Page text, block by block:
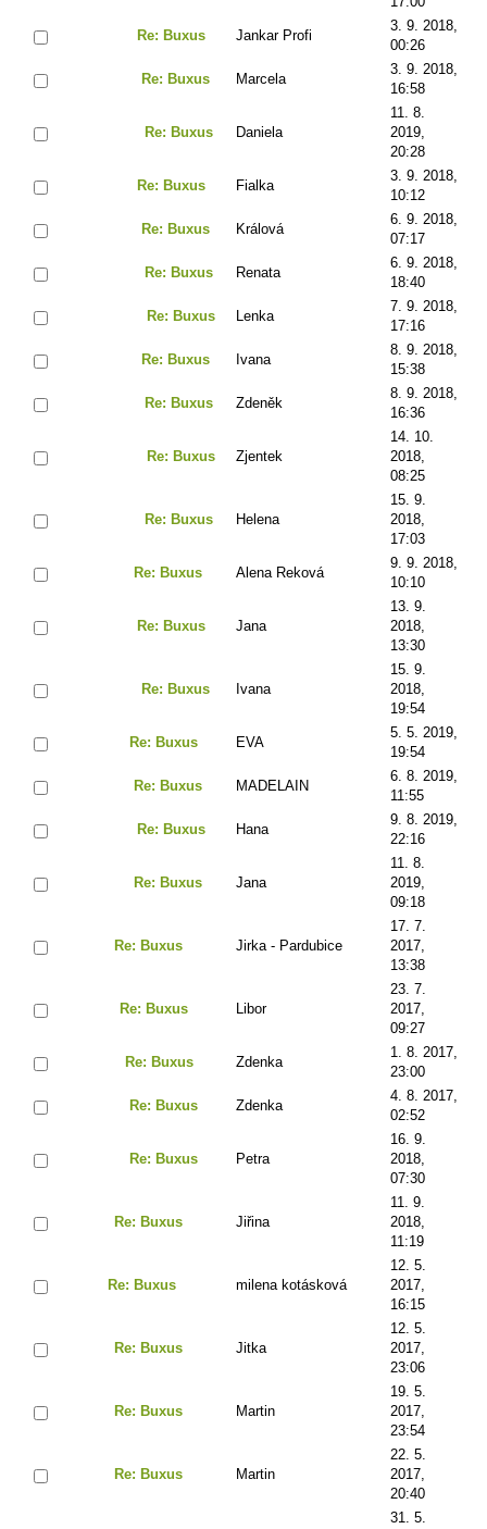
Re: Buxus Jankar Profi
3. 9. 2018,
00:26
Re: Buxus Marcela
3. 9. 2018,
16:58
Re: Buxus Daniela
11. 8.
2019,
20:28
Re: Buxus Fialka
3. 9. 2018,
10:12
Re: Buxus Králová
6. 9. 2018,
07:17
Re: Buxus Renata
6. 9. 2018,
18:40
Re: Buxus Lenka
7. 9. 2018,
17:16
Re: Buxus Ivana
8. 9. 2018,
15:38
Re: Buxus Zdeněk
8. 9. 2018,
16:36
Re: Buxus Zjentek
14. 10.
2018,
08:25
Re: Buxus Helena
15. 9.
2018,
17:03
Re: Buxus Alena Reková
9. 9. 2018,
10:10
Re: Buxus Jana
13. 9.
2018,
13:30
Re: Buxus Ivana
15. 9.
2018,
19:54
Re: Buxus EVA
5. 5. 2019,
19:54
Re: Buxus MADELAIN
6. 8. 2019,
11:55
Re: Buxus Hana
9. 8. 2019,
22:16
Re: Buxus Jana
11. 8.
2019,
09:18
Re: Buxus Jirka - Pardubice
17. 7.
2017,
13:38
Re: Buxus Libor
23. 7.
2017,
09:27
Re: Buxus Zdenka
1. 8. 2017,
23:00
Re: Buxus Zdenka
4. 8. 2017,
02:52
Re: Buxus Petra
16. 9.
2018,
07:30
Re: Buxus Jiřina
11. 9.
2018,
11:19
Re: Buxus milena kotásková
12. 5.
2017,
16:15
Re: Buxus Jitka
12. 5.
2017,
23:06
Re: Buxus Martin
19. 5.
2017,
23:54
Re: Buxus Martin
22. 5.
2017,
20:40
31. 5.